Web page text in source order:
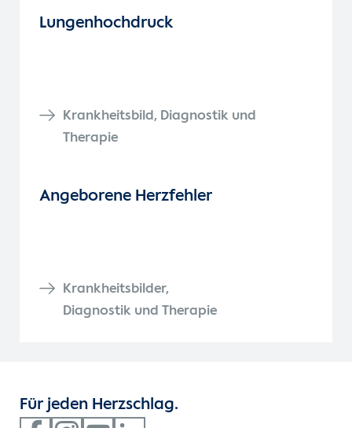
Lungenhochdruck
Krankheitsbild, Diagnostik und
Therapie
Angeborene Herzfehler
Krankheitsbilder,
Diagnostik und Therapie
Für jeden Herzschlag.